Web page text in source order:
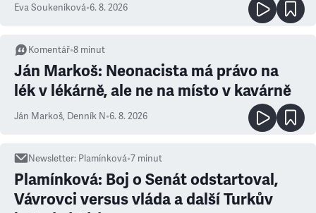
Eva Soukeníková•6. 8. 2026
Komentář•8 minut
Ján Markoš: Neonacista má právo na
lék v lékárně, ale ne na místo v kavárně
Ján Markoš, Denník N•6. 8. 2026
Newsletter: Plamínková•7 minut
Plamínková: Boj o Senát odstartoval,
Vávrovci versus vláda a další Turkův